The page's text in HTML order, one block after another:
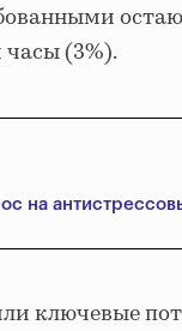
(3%).
на
ключевые